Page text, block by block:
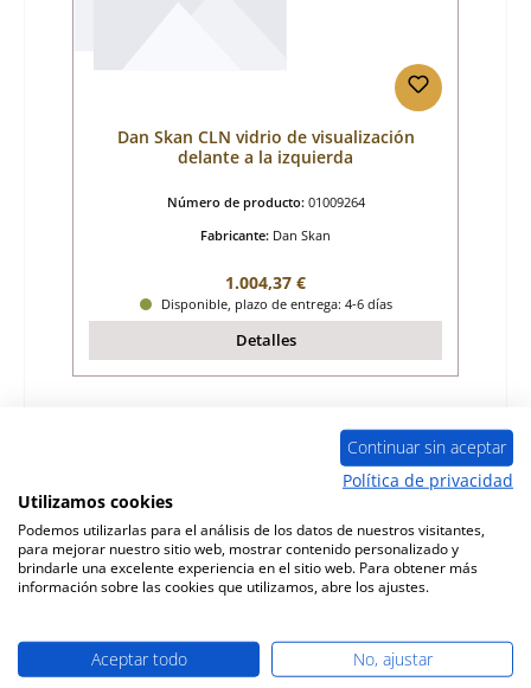
Dan Skan CLN vidrio de visualización
delante a la izquierda
Número de producto: 01009264
Fabricante: Dan Skan
Precio normal:
1.004,37 €
Disponible, plazo de entrega: 4-6 días
Detalles
Dan Skan CLN vidrio de visualización
Continuar sin aceptar
Política de privacidad
Utilizamos cookies
Podemos utilizarlas para el análisis de los datos de nuestros visitantes,
para mejorar nuestro sitio web, mostrar contenido personalizado y
brindarle una excelente experiencia en el sitio web. Para obtener más
información sobre las cookies que utilizamos, abre los ajustes.
Aceptar todo No, ajustar